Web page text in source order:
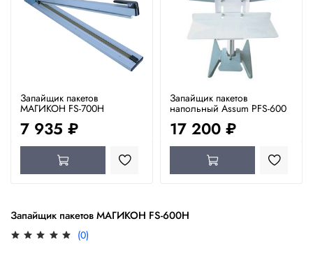
Запайщик пакетов
МАГИКОН FS-700H
7 935 ₽
Запайщик пакетов
напольный Assum PFS-600
17 200 ₽
Запайщик пакетов МАГИКОН FS-600H
(0)